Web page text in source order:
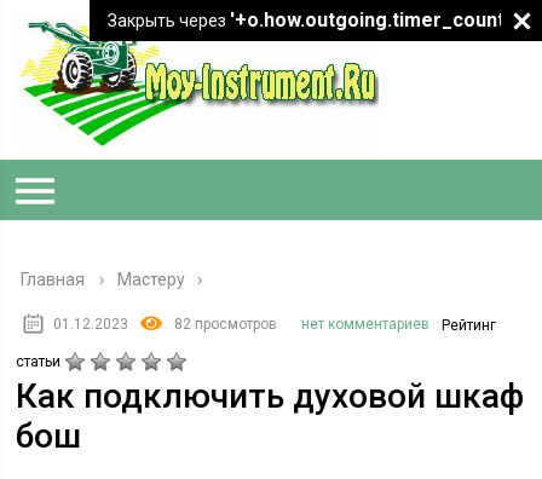
Главная › Мастеру
01.12.2023 82 просмотров нет комментариев Рейтинг
статьи
Как подключить духовой шкаф
бош
Закрыть через '+o.how.outgoing.timer_count+"